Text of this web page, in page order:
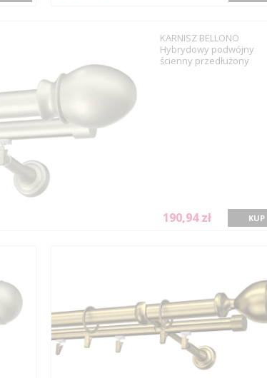
KARNISZ BELLONO
Hybrydowy podwójny
ścienny przedłużony
190,94 zł KUP